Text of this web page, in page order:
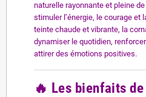
naturelle rayonnante et pleine
stimuler l’énergie, le courage et
teinte chaude et vibrante, la
dynamiser le quotidien,
attirer des émotions positives.
🔥 Les bienfaits